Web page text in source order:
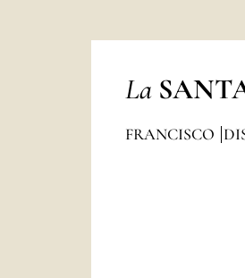
La
FRANCISCO